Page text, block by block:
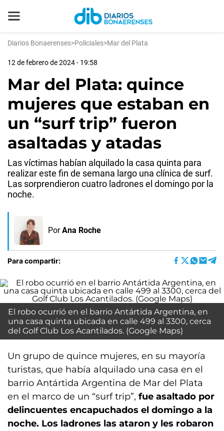
Diarios Bonaerenses>Policiales>Mar del Plata
12 de febrero de 2024 - 19:58
Mar del Plata: quince
mujeres que estaban en
un “surf trip” fueron
asaltadas y atadas
Las víctimas habían alquilado la casa quinta para
realizar este fin de semana largo una clínica de surf.
Las sorprendieron cuatro ladrones el domingo por la
noche.
Por Ana Roche
Para compartir:
El robo ocurrió en el barrio Antártida Argentina, en
una casa quinta ubicada en calle 499 al 3300, cerca
del Golf Club Los Acantilados. (Google Maps)
Un grupo de quince mujeres, en su mayoría
turistas, que había alquilado una casa en el
barrio Antártida Argentina de Mar del Plata
en el marco de un “surf trip”, fue asaltado por
delincuentes encapuchados el domingo a la
noche. Los ladrones las ataron y les robaron